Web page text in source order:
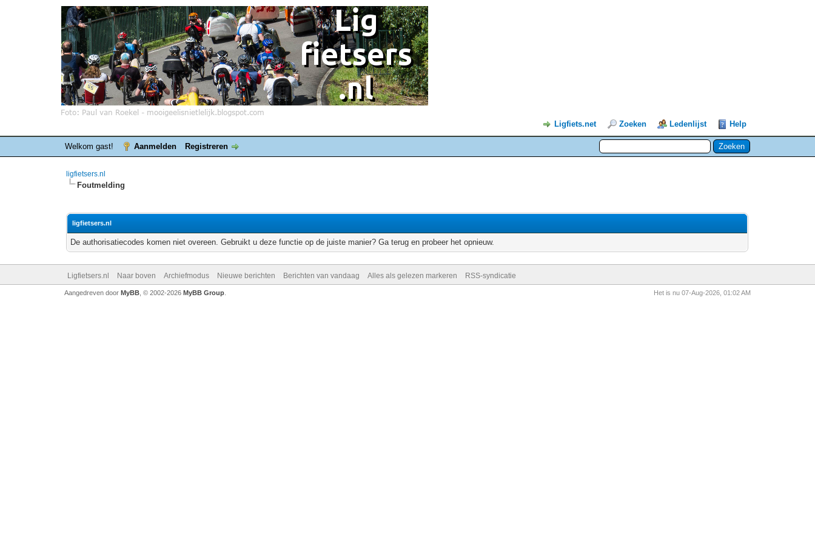
Ligfiets.net Zoeken Ledenlijst Help
Welkom gast! Aanmelden Registreren
ligfietsers.nl
Foutmelding
ligfietsers.nl
De authorisatiecodes komen niet overeen. Gebruikt u deze functie op de juiste manier? Ga terug en probeer het opnieuw.
Ligfietsers.nl Naar boven Archiefmodus Nieuwe berichten Berichten van vandaag Alles als gelezen markeren RSS-syndicatie
Het is nu 07-Aug-2026, 01:02 AM
Aangedreven door MyBB, © 2002-2026 MyBB Group.